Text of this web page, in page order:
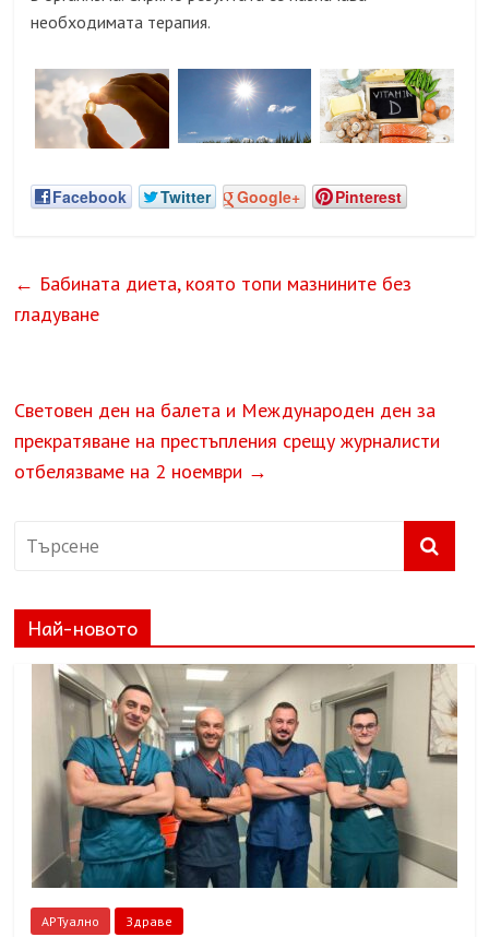
необходимата терапия.
Facebook Twitter Google+ Pinterest
← Бабината диета, която топи мазнините без
гладуване
Световен ден на балета и Международен ден за
прекратяване на престъпления срещу журналисти
отбелязваме на 2 ноември →
Най-новото
АРТуално Здраве